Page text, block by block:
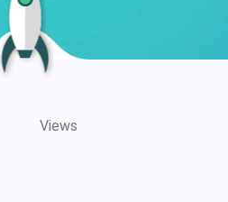
Views